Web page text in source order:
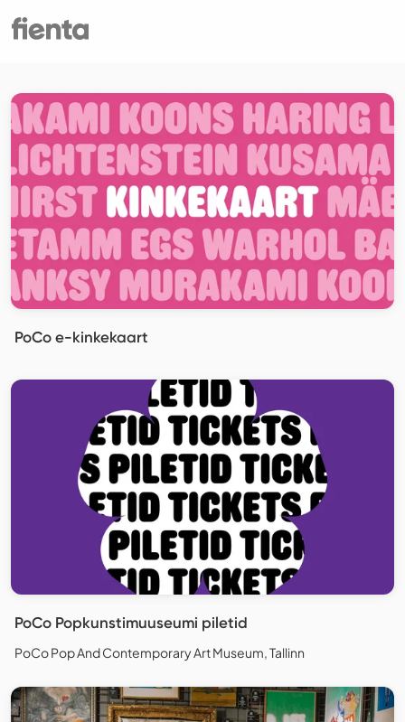
PoCo e-kinkekaart
PoCo Popkunstimuuseumi piletid
PoCo Pop And Contemporary Art Museum, Tallinn